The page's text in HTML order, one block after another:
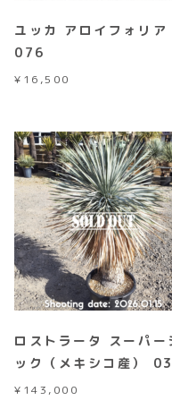
ユッカ アロイフォリア
076
¥ 16,500
ロストラータ スーパー
ック（メキシコ産）
¥ 143,000